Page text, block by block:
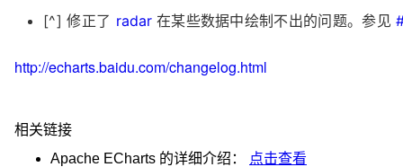
[^] 修正了 radar在某些数据中绘制不出的问题。参见
http://echarts.baidu.com/changelog.html
相关链接
Apache ECharts 的详细介绍： 点击查看